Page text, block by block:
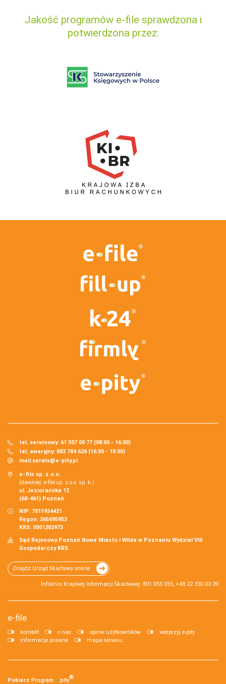
Jakość programów e-file sprawdzona i
potwierdzona przez:
tel. serwisowy: 61 307 00 77 (08:00 - 16:00)
tel. awaryjny: 883 784 626 (16:00 - 18:00)
mail:serwis@e-pity.pl
e-file sp. z o.o.
(dawniej: e-file sp. z o.o. sp. k.)
ul. Jeziorańska 12
(60-461) Poznań
NIP: 7811934421
Regon: 365695953
KRS: 0001202973
Sąd Rejonowy Poznań Nowe Miasto i Wilda w Poznaniu Wydział VIII
Gospodarczy KRS.
Znajdź Urząd Skarbowy online
Infolinia Krajowej Informacji Skarbowej: 801 055 055, +48 22 330 03 30
e-file
kontakt o nas opinie użytkowników
wesprzyj e-pity
informacje prawne
mapa serwisu
Pobierz Program e‑pity®